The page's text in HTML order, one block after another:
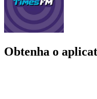
Obtenha o